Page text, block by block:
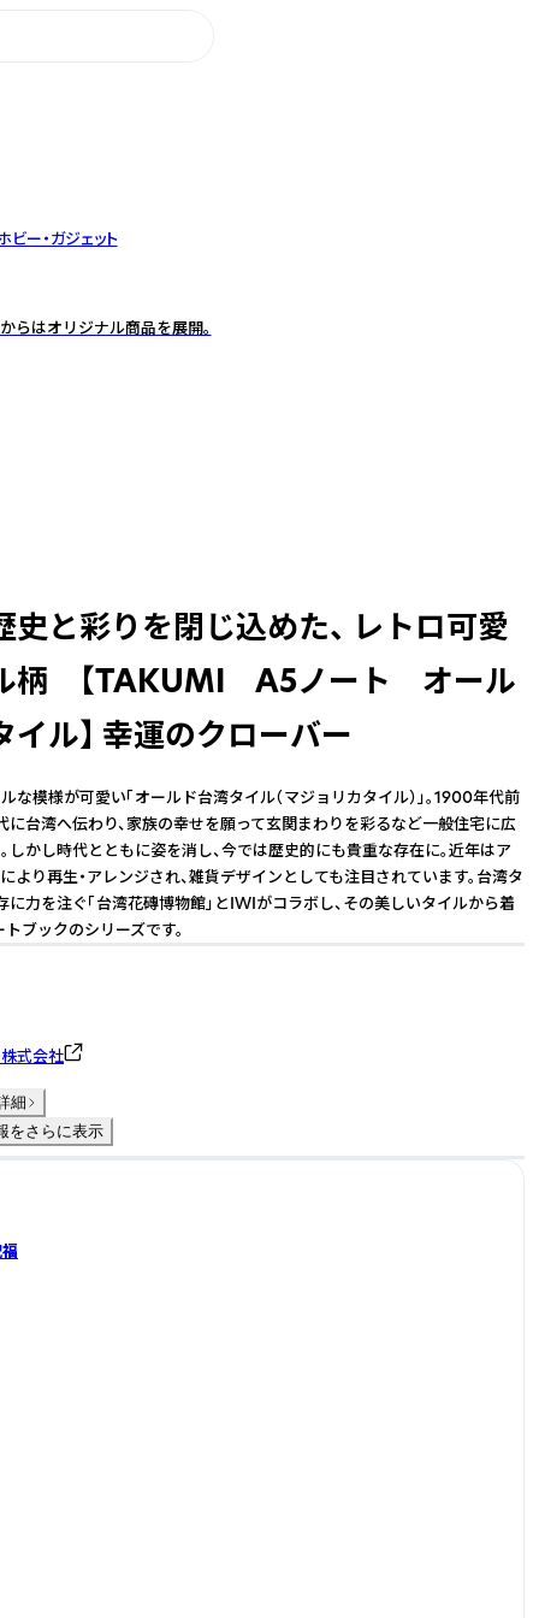
ビー・ガジェット
はオリジナル商品を展開。
史と彩りを閉じ込めた、 レトロ可愛
柄 【TAKUMI A5ノート オール
イル】 幸運のクローバー
な模様が可愛い「オールド台湾タイル（マジョリカタイル）」。1900年代前
に台湾へ伝わり、家族の幸せを願って玄関まわりを彩るなど一般住宅に広
しかし時代とともに姿を消し、今では歴史的にも貴重な存在に。近年はア
より再生・アレンジされ、雑貨デザインとしても注目されています。台湾タ
に力を注ぐ「台湾花磚博物館」とIWIがコラボし、その美しいタイルから着
ブックのシリーズです。
式会社
細
をさらに表示